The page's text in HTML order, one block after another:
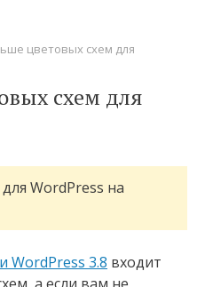
цветовых схем для
схем для
WordPress на
WordPress 3.8 входит